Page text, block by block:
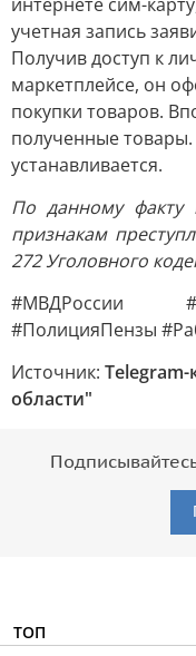
учетная запись
Получив доступ к
маркетплейсе, он
покупки товаров.
полученные
устанавливается.
По данному факту
признакам
272 Уголовного
#МВДРоссии
#ПолицияПензы
Источник:
области"
ТОП